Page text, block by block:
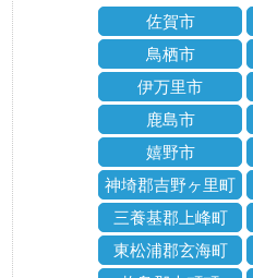
佐賀市
鳥栖市
伊万里市
鹿島市
嬉野市
神埼郡吉野ヶ里町
三養基郡上峰町
東松浦郡玄海町